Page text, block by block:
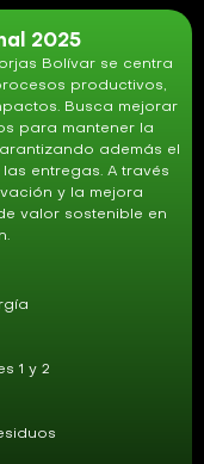
2025
Bolívar se centra
productivos,
Busca mejorar
para mantener la
además el
entregas. A través
y la mejora
valor sostenible en
1 y 2